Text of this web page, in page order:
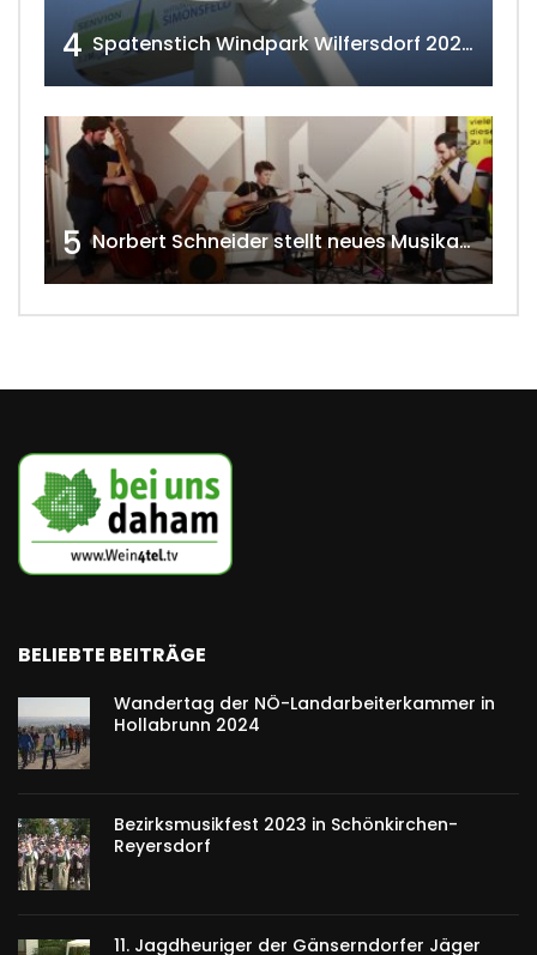
4 Spatenstich Windpark Wilfersdorf 2023 w4tv177
5 Norbert Schneider stellt neues Musikalbum vor 2020 w4tv168
BELIEBTE BEITRÄGE
Wandertag der NÖ-Landarbeiterkammer in
Hollabrunn 2024
Bezirksmusikfest 2023 in Schönkirchen-
Reyersdorf
11. Jagdheuriger der Gänserndorfer Jäger